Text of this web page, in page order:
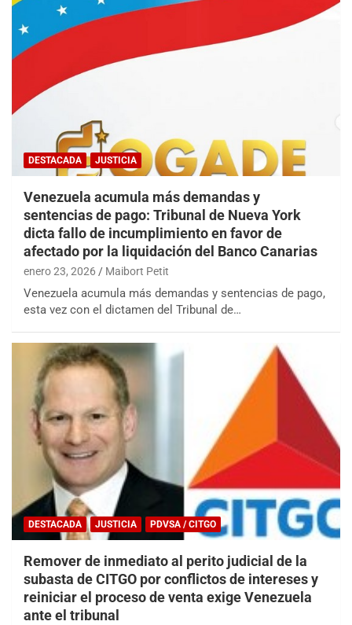
DESTACADA JUSTICIA
Venezuela acumula más demandas y
sentencias de pago: Tribunal de Nueva York
dicta fallo de incumplimiento en favor de
afectado por la liquidación del Banco Canarias
enero 23, 2026 Maibort Petit
Venezuela acumula más demandas y sentencias de pago,
esta vez con el dictamen del Tribunal de…
DESTACADA JUSTICIA PDVSA / CITGO
Remover de inmediato al perito judicial de la
subasta de CITGO por conflictos de intereses y
reiniciar el proceso de venta exige Venezuela
ante el tribunal